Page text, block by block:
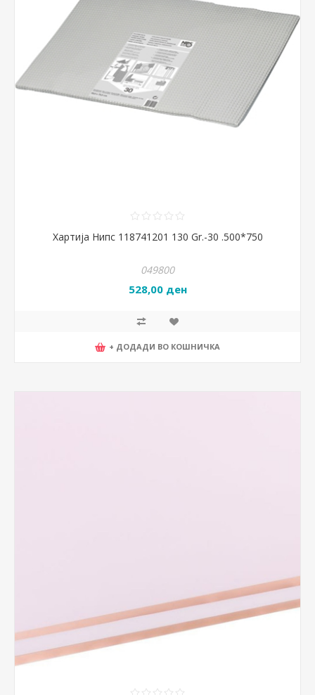
Хартија Нипс 118741201 130 Gr.-30 .500*750
049800
528,00 ден
+ ДОДАДИ ВО КОШНИЧКА